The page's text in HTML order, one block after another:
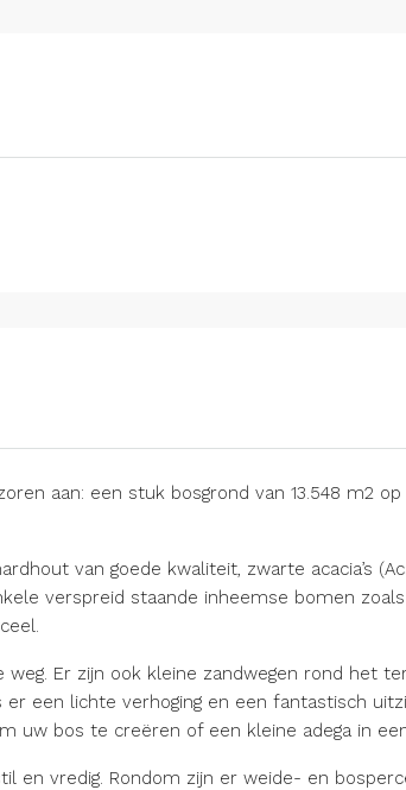
aan: een stuk bosgrond van 13.548 m2
van goede kwaliteit, zwarte acacia’s
verspreid staande inheemse bomen
Er zijn ook kleine zandwegen rond het
een lichte verhoging en een fantastisch
uw bos te creëren of een kleine adega in
en vredig. Rondom zijn er weide- en